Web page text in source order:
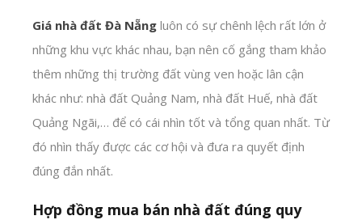
Giá nhà đất Đà Nẵng luôn có sự chênh lệch rất lớn ở
những khu vực khác nhau, bạn nên cố gắng tham khảo
thêm những thị trường đất vùng ven hoặc lân cận
khác như: nhà đất Quảng Nam, nhà đất Huế, nhà đất
Quảng Ngãi,… để có cái nhìn tốt và tổng quan nhất. Từ
đó nhìn thấy được các cơ hội và đưa ra quyết định
đúng đắn nhất.
Hợp đồng mua bán nhà đất đúng quy